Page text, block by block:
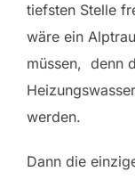
tiefsten Stelle
wäre ein
müssen, denn
werden.
Dann die